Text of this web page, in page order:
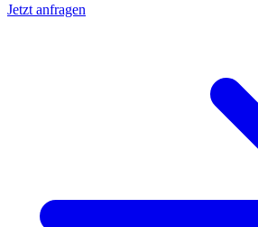
Jetzt anfragen